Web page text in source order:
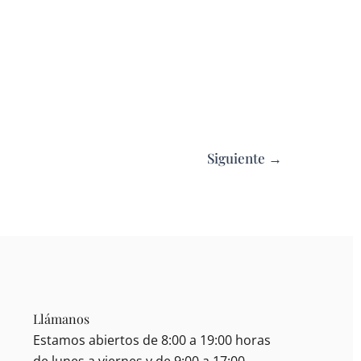
Siguiente →
Llámanos
Estamos abiertos de 8:00 a 19:00 horas